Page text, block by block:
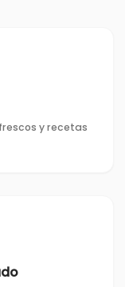
y recetas